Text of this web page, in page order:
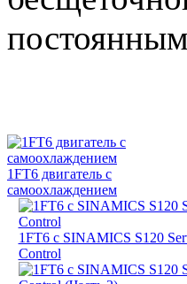
1FT6 двигатель с
самоохлаждением
1FT6 с SINAMICS S120
Control